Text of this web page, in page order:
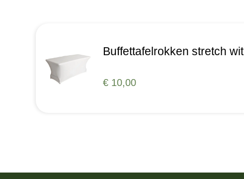
Buffettafelrokken stretch wit
€ 10,00